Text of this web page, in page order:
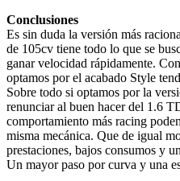
Conclusiones
Es sin duda la versión más
de 105cv tiene todo lo que se
ganar velocidad rápidamente.
optamos por el acabado Style
Sobre todo si optamos por la
renunciar al buen hacer del 1.6
comportamiento más racing
misma mecánica. Que de igual
prestaciones, bajos consumos y
Un mayor paso por curva y una